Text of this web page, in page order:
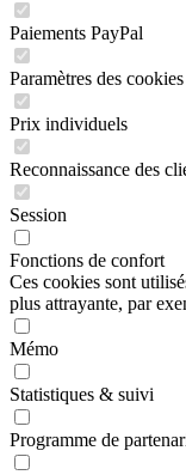
Paiements PayPal
Paramètres des cookies
Prix individuels
Reconnaissance des
Session
Fonctions de confort
Ces cookies sont
plus attrayante, par
Mémo
Statistiques & suivi
Programme de